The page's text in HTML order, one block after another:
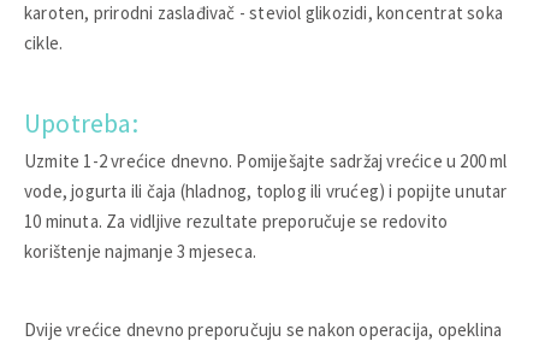
karoten, prirodni zaslađivač - steviol glikozidi, koncentrat soka
cikle.
Upotreba:
Uzmite 1-2 vrećice dnevno. Pomiješajte sadržaj vrećice u 200 ml
vode, jogurta ili čaja (hladnog, toplog ili vrućeg) i popijte unutar
10 minuta. Za vidljive rezultate preporučuje se redovito
korištenje najmanje 3 mjeseca.
Dvije vrećice dnevno preporučuju se nakon operacija, opeklina